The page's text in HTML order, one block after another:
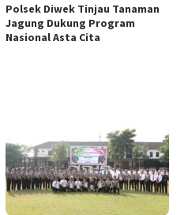
Polsek Diwek Tinjau Tanaman
Jagung Dukung Program
Nasional Asta Cita